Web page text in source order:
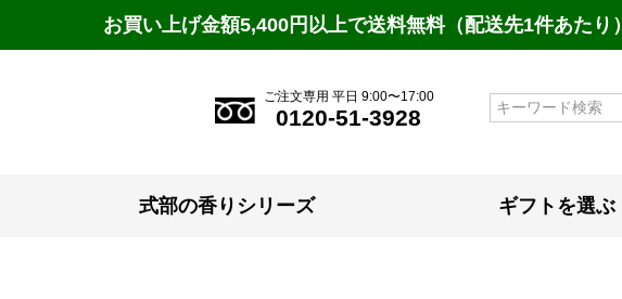
お買い上げ金額5,400円以上で送料無料（配送先1件あたり）
ご注文専用 平日 9:00〜17:00
0120-51-3928
式部の香りシリーズ ギフトを選ぶ